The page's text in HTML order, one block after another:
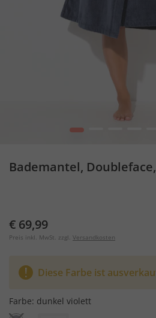
1
Bademantel,
€ 69,99
Preis inkl. MwSt. zzgl. Versandkosten
Diese Farbe ist
Farbe: dunkel violett